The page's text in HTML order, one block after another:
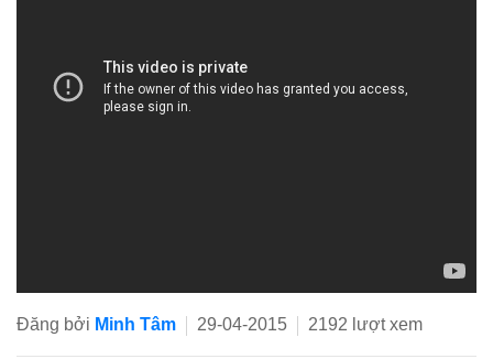
Đăng bởi Minh Tâm 29-04-2015 2192 lượt xem